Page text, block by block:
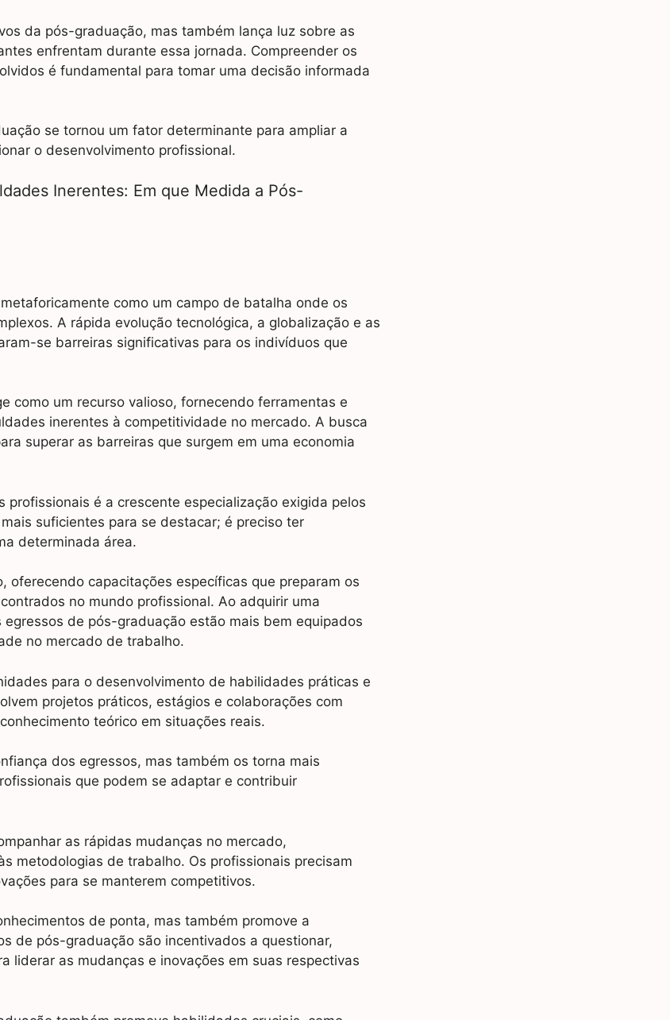
da pós-graduação, mas também lança luz sobre as
enfrentam durante essa jornada. Compreender os
é fundamental para tomar uma decisão informada
se tornou um fator determinante para ampliar a
o desenvolvimento profissional.
Inerentes: Em que Medida a Pós-
como um campo de batalha onde os
A rápida evolução tecnológica, a globalização e as
se barreiras significativas para os indivíduos que
como um recurso valioso, fornecendo ferramentas e
inerentes à competitividade no mercado. A busca
superar as barreiras que surgem em uma economia
é a crescente especialização exigida pelos
suficientes para se destacar; é preciso ter
determinada área.
oferecendo capacitações específicas que preparam os
no mundo profissional. Ao adquirir uma
de pós-graduação estão mais bem equipados
no mercado de trabalho.
para o desenvolvimento de habilidades práticas e
projetos práticos, estágios e colaborações com
teórico em situações reais.
dos egressos, mas também os torna mais
que podem se adaptar e contribuir
as rápidas mudanças no mercado,
metodologias de trabalho. Os profissionais precisam
para se manterem competitivos.
de ponta, mas também promove a
de pós-graduação são incentivados a questionar,
liderar as mudanças e inovações em suas respectivas